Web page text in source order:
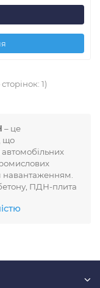
1)
– це
що
навантаженням.
ПДН-плита